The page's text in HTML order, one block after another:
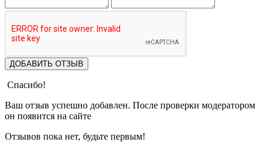
ДОБАВИТЬ ОТЗЫВ
Спасибо!
Ваш отзыв успешно добавлен. После проверки модератором
он появится на сайте
Отзывов пока нет, будьте первым!